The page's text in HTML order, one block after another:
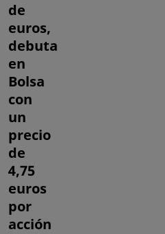
de
euros,
debuta
en
Bolsa
con
un
precio
de
4,75
euros
por
acción